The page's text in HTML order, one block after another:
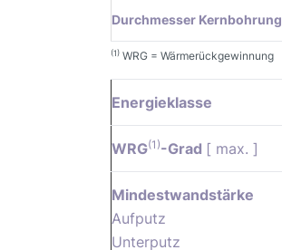
Durchmesser Kernbohrung
(1) WRG = Wärmerückgewinnung
Energieklasse
WRG(1)-Grad [ max. ]
Mindestwandstärke
Aufputz
Unterputz